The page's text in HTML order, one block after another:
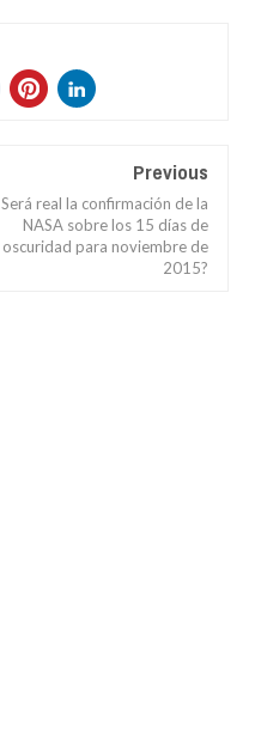
Previous
Será real la confirmación de la
NASA sobre los 15 días de
oscuridad para noviembre de
2015?